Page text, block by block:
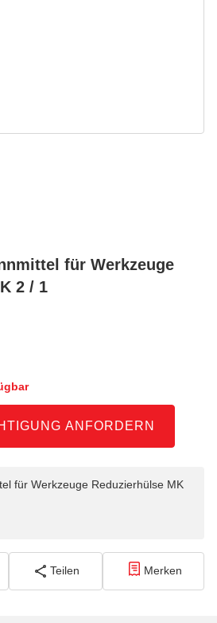
für Werkzeuge
2 / 1
ANFORDERN
für Werkzeuge Reduzierhülse MK
Teilen Merken